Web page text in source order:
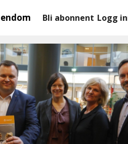
Bli abonnent Logg